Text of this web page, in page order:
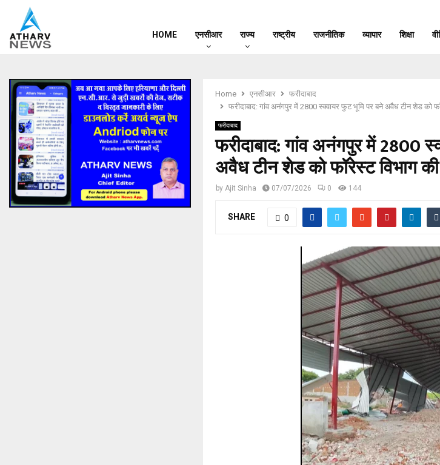
HOME एनसीआर राज्य राष्ट्रीय राजनीतिक व्यापार शिक्षा
Home एनसीआर
फरीदाबाद
फरीदाबाद: गांव अनंगपुर में 2800 स्क्वायर फुट भूमि पर बने अवैध टीन शेड को
फरीदाबाद
फरीदाबाद: गांव अनंगपुर में 2800
अवैध टीन शेड को फॉरेस्ट विभाग
by Ajit Sinha 07/07/2026 0 144
SHARE 0